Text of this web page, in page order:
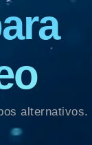
alternativos.